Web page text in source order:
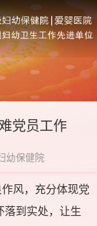
党员工作
幼保健院
风，充分体现党
落到实处，让生